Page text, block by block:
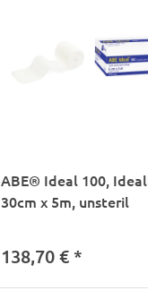
ABE® Ideal 100,
30cm x 5m, unsteril
138,70 €*